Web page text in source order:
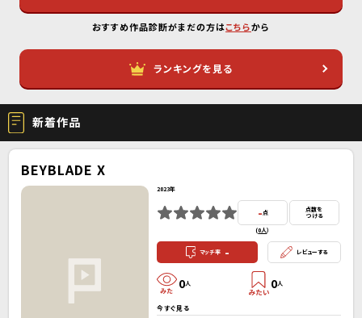
おすすめ作品診断がまだの方はこちらから
ランキングを見る
新着作品
BEYBLADE X
2023年
-点
(0人）
点数を
つける
マッチ率 - レビューする
0人 0人
今すぐ見る